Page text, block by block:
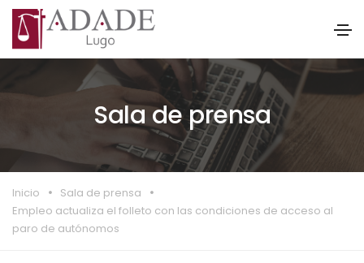
Sala de prensa
Inicio
Sala de prensa
Empleo actualiza el folleto con las condiciones de acceso al
paro de autónomos